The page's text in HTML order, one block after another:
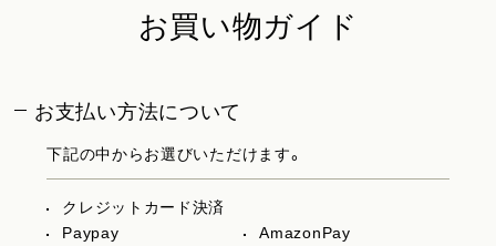
お買い物ガイド
お支払い方法について
下記の中からお選びいただけます。
クレジットカード決済
Paypay
AmazonPay